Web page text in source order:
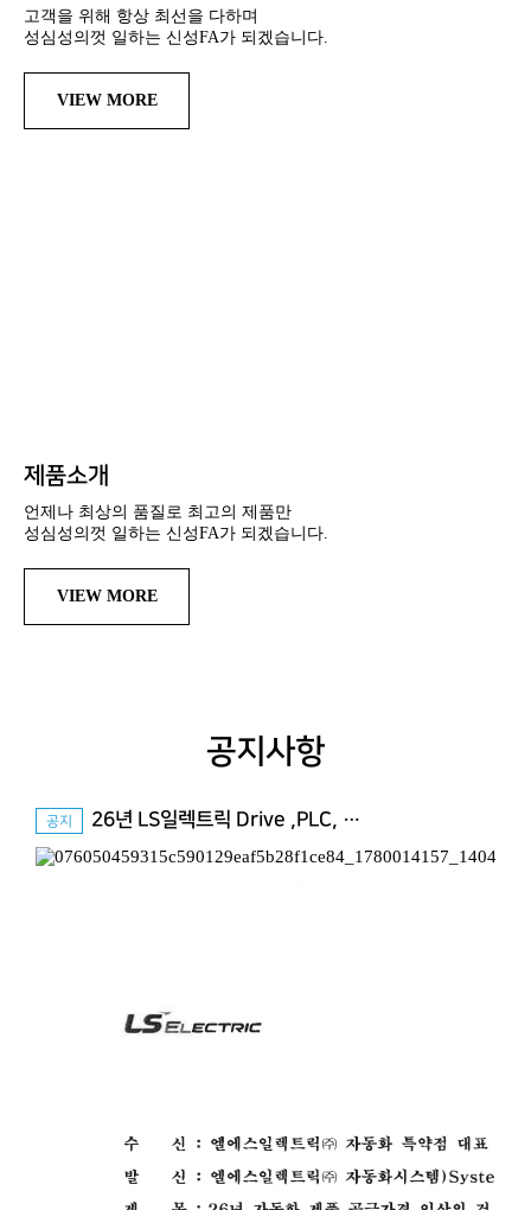
고객을 위해 항상 최선을 다하며
성심성의껏 일하는 신성FA가 되겠습니다.
VIEW MORE
제품소개
언제나 최상의 품질로 최고의 제품만
성심성의껏 일하는 신성FA가 되겠습니다.
VIEW MORE
공지사항
공지 26년 LS일렉트릭 Drive ,PLC, …